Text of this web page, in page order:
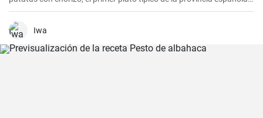
de La Rioja.
Iwa